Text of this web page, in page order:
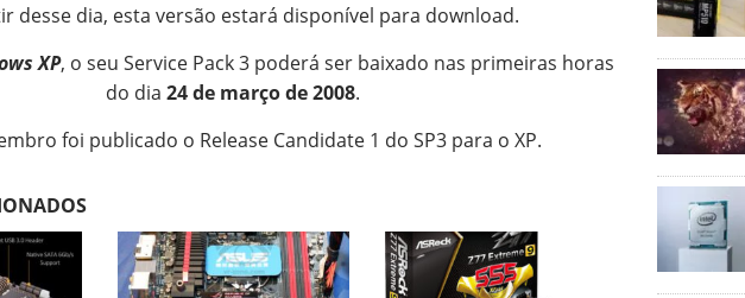
desse dia, esta versão estará disponível para download.
XP, o seu Service Pack 3 poderá ser baixado nas primeiras horas
do dia24 de março de 2008.
foi publicado o Release Candidate 1 do SP3 para o XP.